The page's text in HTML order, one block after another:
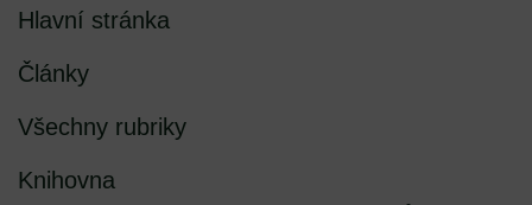
Hlavní stránka
Články
Všechny rubriky
Knihovna